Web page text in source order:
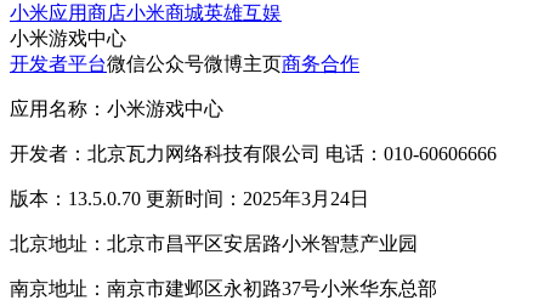
小米应用商店小米商城英雄互娱
小米游戏中心
开发者平台微信公众号微博主页商务合作
应用名称：小米游戏中心
开发者：北京瓦力网络科技有限公司 电话：010-60606666
版本：13.5.0.70 更新时间：2025年3月24日
北京地址：北京市昌平区安居路小米智慧产业园
南京地址：南京市建邺区永初路37号小米华东总部